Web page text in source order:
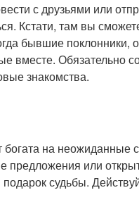
с друзьями или
Кстати, там вы
бывшие поклонники,
вместе. Обязательно
знакомства.
богата на
предложения или
подарок судьбы.